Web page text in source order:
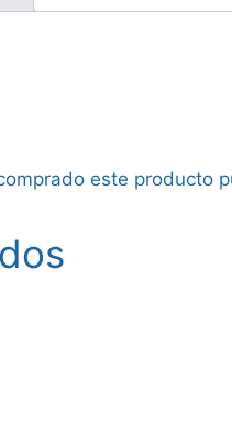
este producto